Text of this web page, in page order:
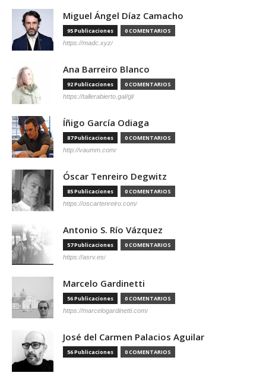
Miguel Ángel Díaz Camacho
95 Publicaciones 0 COMENTARIOS
https://madc.xyz/
Ana Barreiro Blanco
92 Publicaciones 0 COMENTARIOS
https://tallerabierto.gal/gl/
Íñigo García Odiaga
87 Publicaciones 0 COMENTARIOS
http://vaumm.com/
Óscar Tenreiro Degwitz
85 Publicaciones 0 COMENTARIOS
https://oscartenreiro.com/
Antonio S. Río Vázquez
57 Publicaciones 0 COMENTARIOS
https://asrv.es/
Marcelo Gardinetti
56 Publicaciones 0 COMENTARIOS
https://marcelogardinetti.com/
José del Carmen Palacios Aguilar
56 Publicaciones 0 COMENTARIOS